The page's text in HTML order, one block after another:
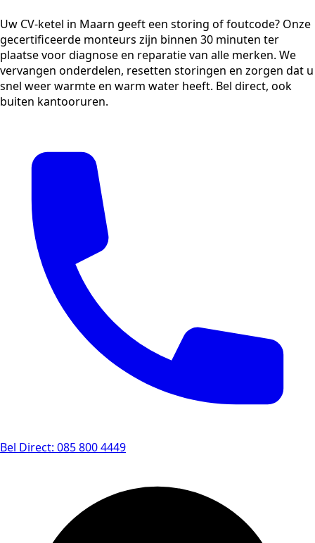
Uw CV-ketel in Maarn geeft een storing of foutcode? Onze
gecertificeerde monteurs zijn binnen 30 minuten ter
plaatse voor diagnose en reparatie van alle merken. We
vervangen onderdelen, resetten storingen en zorgen dat u
snel weer warmte en warm water heeft. Bel direct, ook
buiten kantooruren.
Bel Direct: 085 800 4449